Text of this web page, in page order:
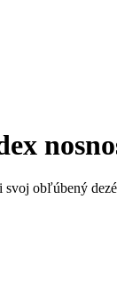
obľúbený